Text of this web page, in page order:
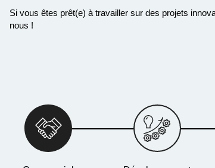
Si vous êtes prêt(e) à travailler sur des projets
nous !